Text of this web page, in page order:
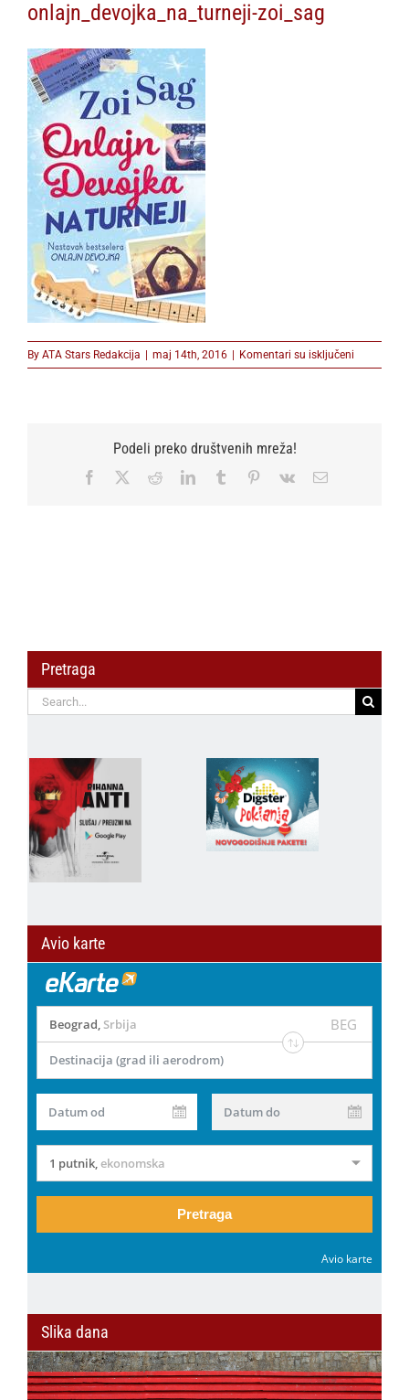
onlajn_devojka_na_turneji-zoi_sag
By ATA Stars Redakcija | maj 14th, 2016 | Komentari su isključeni
Podeli preko društvenih mreža!
Facebook RedditLinkedInTumblr Pinterest
Vk Email
Pretraga
Search
for:
Avio karte
Beograd, Srbija BEG
Destinacija (grad ili aerodrom)
Datum od Datum do
1 putnik,ekonomska
Pretraga
Avio karte
Slika dana